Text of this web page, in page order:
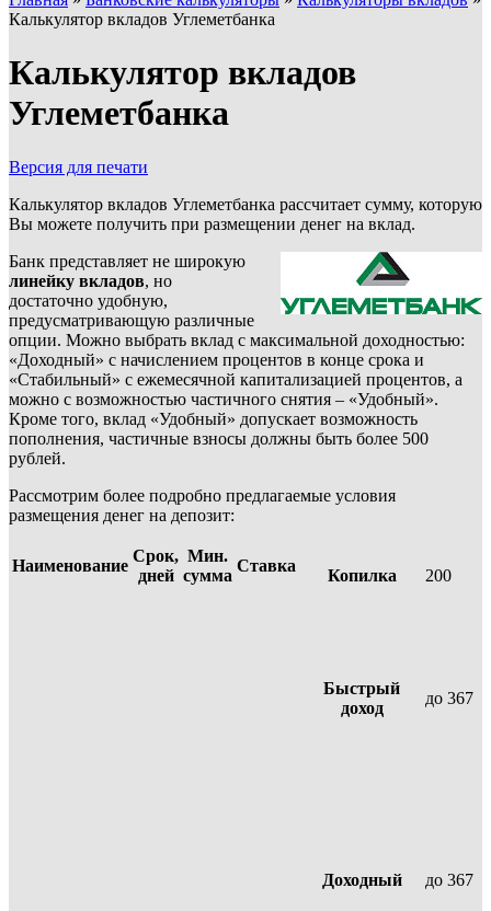
Калькулятор вкладов Углеметбанка
Калькулятор вкладов
Углеметбанка
Версия для печати
Калькулятор вкладов Углеметбанка рассчитает сумму, которую
Вы можете получить при размещении денег на вклад.
Банк представляет не широкую
линейку вкладов, но
достаточно удобную,
предусматривающую различные
опции. Можно выбрать вклад с максимальной доходностью:
«Доходный» с начислением процентов в конце срока и
«Стабильный» с ежемесячной капитализацией процентов, а
можно с возможностью частичного снятия – «Удобный».
Кроме того, вклад «Удобный» допускает возможность
пополнения, частичные взносы должны быть более 500
рублей.
Рассмотрим более подробно предлагаемые условия
размещения денег на депозит:
Наименование
Срок,
дней
Мин.
сумма
Ставка
Копилка 200
Быстрый
доход
до 367
Доходный до 367